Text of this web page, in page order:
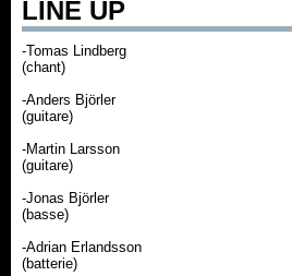
LINE UP
-Tomas Lindberg
(chant)
-Anders Björler
(guitare)
-Martin Larsson
(guitare)
-Jonas Björler
(basse)
-Adrian Erlandsson
(batterie)